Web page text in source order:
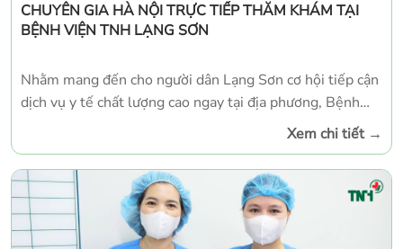
CHUYÊN GIA HÀ NỘI TRỰC TIẾP THĂM KHÁM TẠI
BỆNH VIỆN TNH LẠNG SƠN
Nhằm mang đến cho người dân Lạng Sơn cơ hội tiếp cận
dịch vụ y tế chất lượng cao ngay tại địa phương, Bệnh
viện TNH Lạng Sơn tiếp tục mời các chuyên gia đầu
cho người bệnh. Trong đợt khám chuyên gia lần này,
Bệnh viện TNH Lạng Sơn có sự tham gia của BS.CKII
Nguyễn Anh Ngọc – chuyên gia tim mạch giàu kinh
nghiệm, từng công tác tại các bệnh viện tuyến Trung
Xem chi tiết→